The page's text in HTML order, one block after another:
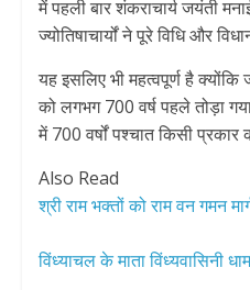
में पहली बार शंकराचार्य जयंती
ज्योतिषाचार्यों ने पूरे विधि और
यह इसलिए भी महत्वपूर्ण है क्योंकि
को लगभग 700 वर्ष पहले तोड़ा
में 700 वर्षों पश्चात किसी प्रकार
Also Read
श्री राम भक्तों को राम वन गमन
विंध्याचल के माता विंध्यवासिनी